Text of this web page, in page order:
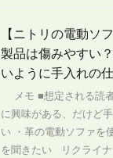
【ニトリの電動ソ
製品は傷みやすい
いように手入れの
メモ ■想定される読
に興味がある、だけど
い ・革の電動ソファを
を聞きたい リクライ